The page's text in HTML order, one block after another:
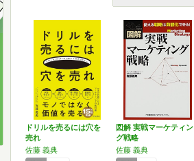
ドリルを売るには穴を
売れ
佐藤 義典
図解 実戦マーケティン
グ戦略
佐藤 義典